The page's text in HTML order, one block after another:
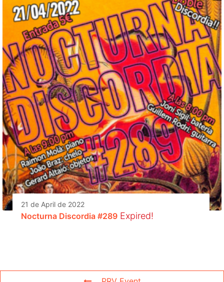
21 de April de 2022
Nocturna Discordia #289 Expired!